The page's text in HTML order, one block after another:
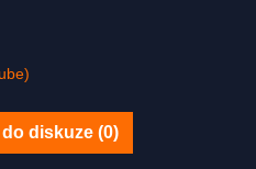
diskuze (0)